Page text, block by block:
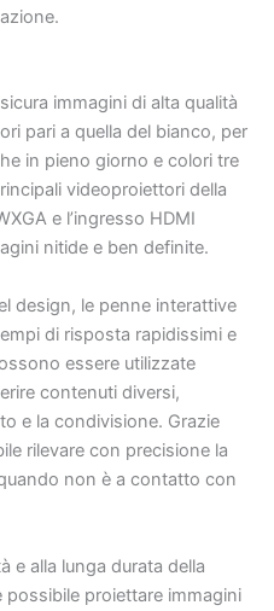
immagini di alta qualità
pari a quella del bianco, per
in pieno giorno e colori tre
videoproiettori della
e l’ingresso HDMI
nitide e ben definite.
design, le penne interattive
di risposta rapidissimi e
essere utilizzate
contenuti diversi,
e la condivisione. Grazie
rilevare con precisione la
non è a contatto con
e alla lunga durata della
possibile proiettare immagini